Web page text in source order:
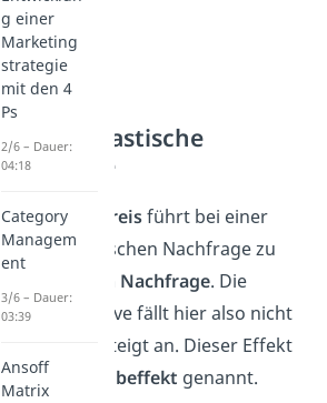
Anomal elastische
Nachfrage
Einhöherer Preisführt bei einer
anomal elastischen Nachfrage zu
höheren Nachfrage. Die
Nachfragekurve fällt hier also nicht
ab, sondern steigt an. Dieser Effekt
wird auch
Snobeffekt genannt.
g einer
Marketing
strategie
mit den 4
Ps
2/6 – Dauer:
04:18
Category
Managem
ent
3/6 – Dauer:
03:39
Ansoff
Matrix